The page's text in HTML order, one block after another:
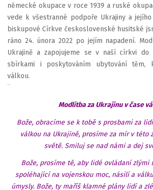
německé okupace v roce 1939 a ruské
vede k všestranné podpoře Ukrajiny a
biskupové Církve československé husitské
ráno 24. února 2022 po jejím napadení.
Ukrajině a zapojujeme se v naší církvi do
sbírkami i poskytováním ubytování těm,
válkou.
¨
Modlitba za Ukrajinu v čase
Bože, obracíme se k tobě s prosbami za
válkou na Ukrajině, prosíme za mír v této
světě. Smiluj se nad námi a dej
Bože, prosíme tě, aby lidé ovládaní zlými
spoléhající na vojenskou moc, násilí a
úmysly. Bože, ty maříš klamné plány lidí a